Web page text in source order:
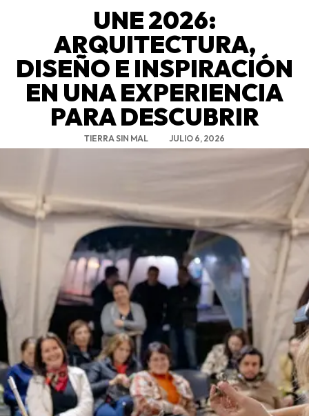
UNE 2026:
ARQUITECTURA,
DISEÑO E INSPIRACIÓN
EN UNA EXPERIENCIA
PARA DESCUBRIR
TIERRA SIN MAL JULIO 6, 2026